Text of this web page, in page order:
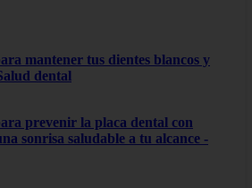
mantener tus dientes blancos y
dental
prevenir la placa dental con
sonrisa saludable a tu alcance -